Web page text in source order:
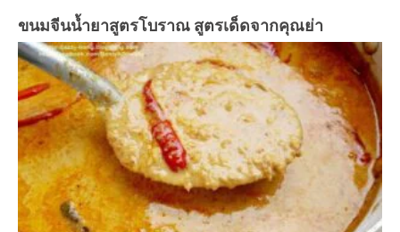
ขนมจีนน้ำยาสูตรโบราณ สูตรเด็ดจากคุณย่า